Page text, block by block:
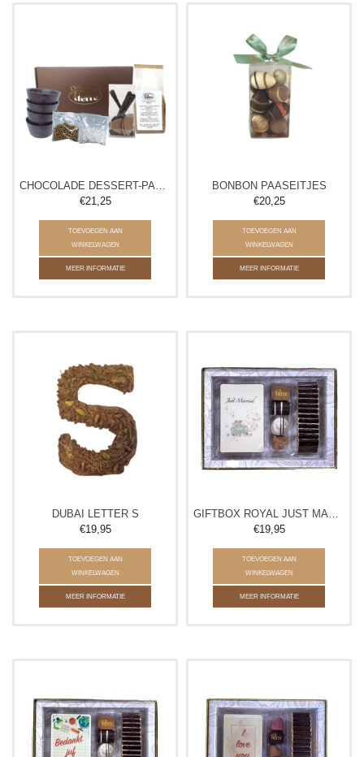
CHOCOLADE DESSERT-PAKKET
€21,25
TOEVOEGEN AAN
WINKELWAGEN
MEER INFORMATIE
BONBON PAASEITJES
€20,25
TOEVOEGEN AAN
WINKELWAGEN
MEER INFORMATIE
DUBAI LETTER S
€19,95
TOEVOEGEN AAN
WINKELWAGEN
MEER INFORMATIE
GIFTBOX ROYAL JUST MARRIED
€19,95
TOEVOEGEN AAN
WINKELWAGEN
MEER INFORMATIE